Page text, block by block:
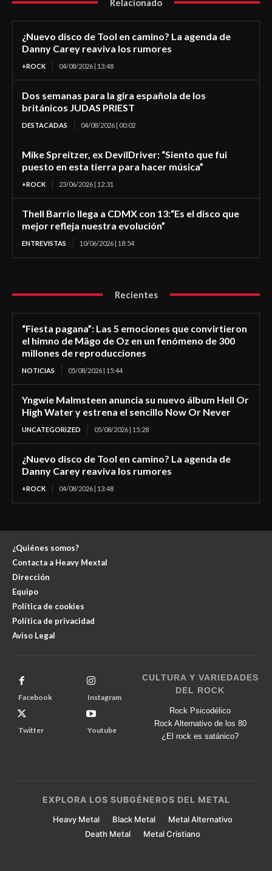
Relacionado
¿Nuevo disco de Tool en camino? La agenda de
Danny Carey reaviva los rumores
+ROCK 04/08/2026 | 13:48
Dos semanas para la gira española de los
británicos JUDAS PRIEST
DESTACADAS 04/08/2026 | 00:02
Mike Spreitzer, ex DevilDriver: “Siento que fui
puesto en esta tierra para hacer música”
+ROCK 23/06/2026 | 12:31
Thell Barrio llega a CDMX con 13:“Es el disco que
mejor refleja nuestra evolución”
ENTREVISTAS 10/06/2026 | 18:54
Recientes
“Fiesta pagana”: Las 5 emociones que convirtieron
el himno de Mägo de Oz en un fenómeno de 300
millones de reproducciones
NOTICIAS 05/08/2026 | 15:44
Yngwie Malmsteen anuncia su nuevo álbum Hell Or
High Water y estrena el sencillo Now Or Never
UNCATEGORIZED 05/08/2026 | 15:28
¿Nuevo disco de Tool en camino? La agenda de
Danny Carey reaviva los rumores
+ROCK 04/08/2026 | 13:48
¿Quiénes somos?
Contacta a Heavy Mextal
Dirección
Equipo
Política de cookies
Política de privacidad
Aviso Legal
Facebook Instagram
Twitter Youtube
CULTURA Y VARIEDADES
DEL ROCK
Rock Psicodélico
Rock Alternativo de los 80
¿El rock es satánico?
EXPLORA LOS SUBGÉNEROS DEL METAL
Heavy Metal Black Metal
Metal Alternativo
Death Metal
Metal Cristiano